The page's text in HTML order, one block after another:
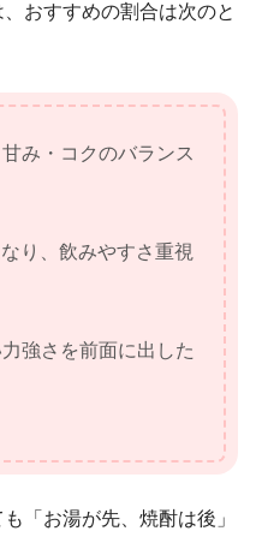
おすすめの割合は次のと
み・コクのバランス
り、飲みやすさ重視
強さを前面に出した
「お湯が先、焼酎は後」